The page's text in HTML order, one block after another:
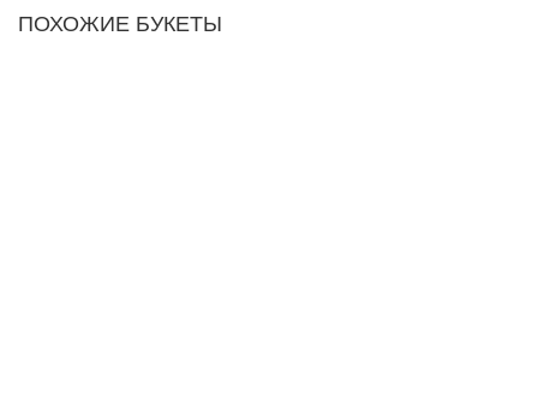
ПОХОЖИЕ БУКЕТЫ